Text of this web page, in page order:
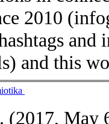
2010
and this
(2017, May